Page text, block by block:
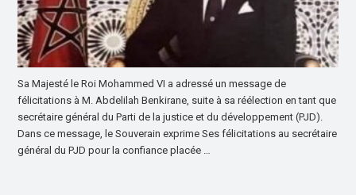
Sa Majesté le Roi Mohammed VI a adressé un message de
félicitations à M. Abdelilah Benkirane, suite à sa réélection en tant que
secrétaire général du Parti de la justice et du développement (PJD).
Dans ce message, le Souverain exprime Ses félicitations au secrétaire
général du PJD pour la confiance placée …